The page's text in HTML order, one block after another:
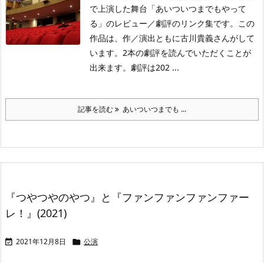
で上演した舞台「あいついつまでもやって
る」のレビュー／劇評のリンク集です。この
作品は、作／演出ともに古川貴義さんがして
います。2本の劇評を読んでいただくことが
出来ます。劇評は202 ...
記事を読む あいついつまでも ...
『つやつやのやつ』と『ファンファンファンファー
レ！』(2021)
 2021年12月8日  公演